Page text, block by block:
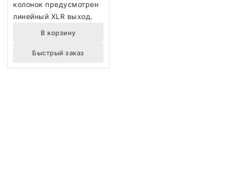
колонок предусмотрен
линейный XLR выход.
В корзину
Быстрый заказ